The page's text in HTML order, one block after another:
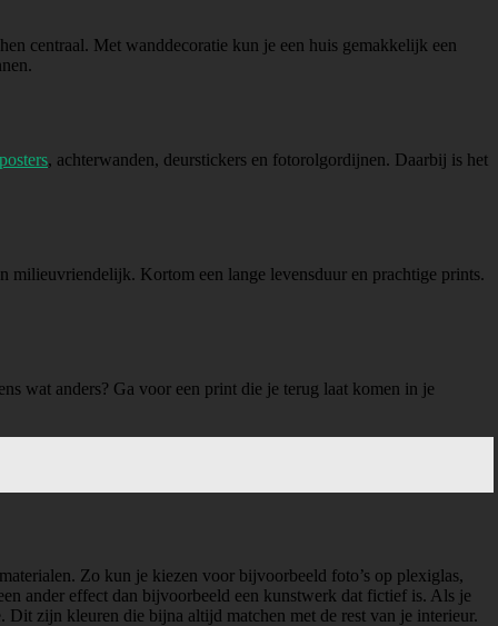
centraal. Met wanddecoratie kun je een huis gemakkelijk een
, achterwanden, deurstickers en fotorolgordijnen. Daarbij is het
milieuvriendelijk. Kortom een lange levensduur en prachtige prints.
wat anders? Ga voor een print die je terug laat komen in je
Zo kun je kiezen voor bijvoorbeeld foto’s op plexiglas,
ander effect dan bijvoorbeeld een kunstwerk dat fictief is. Als je
zijn kleuren die bijna altijd matchen met de rest van je interieur.